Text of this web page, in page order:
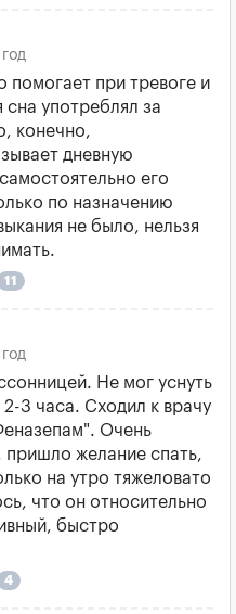
помогает при тревоге и
употреблял за
конечно,
дневную
его
по назначению
не было, нельзя
11
Не мог уснуть
3 часа. Сходил к врачу
Очень
пришло желание спать,
на утро тяжеловато
что он относительно
быстро
4